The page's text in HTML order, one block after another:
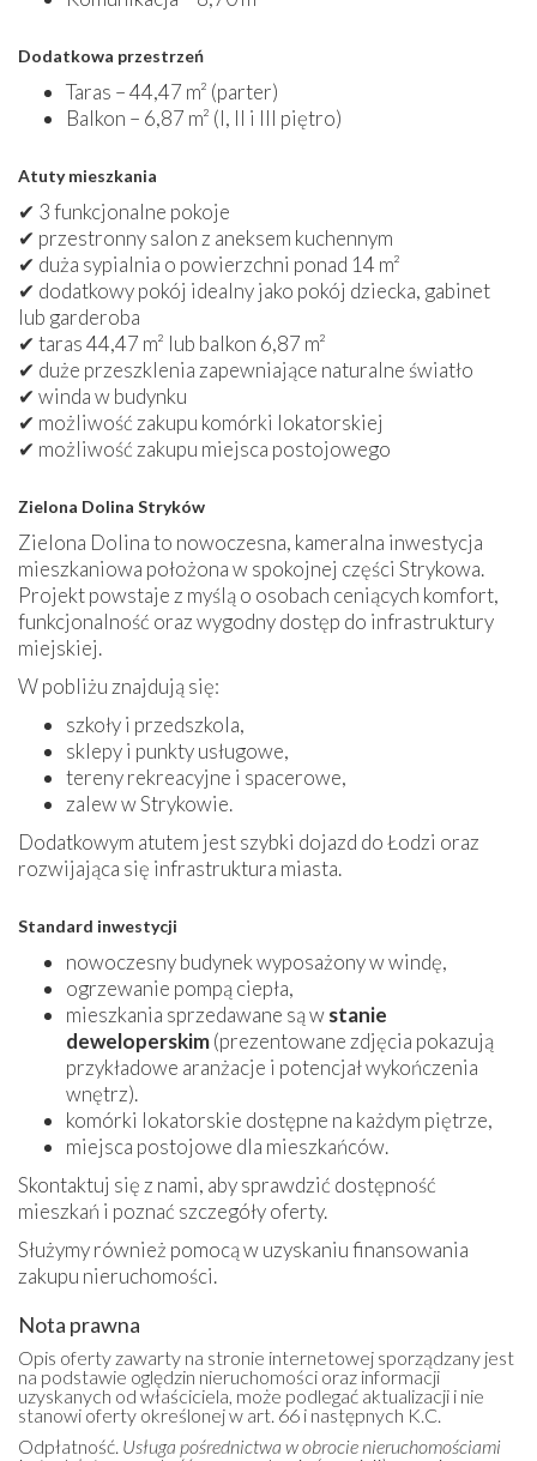
Dodatkowa przestrzeń
Taras – 44,47 m² (parter)
Balkon – 6,87 m² (I, II i III piętro)
Atuty mieszkania
✔ 3 funkcjonalne pokoje
✔ przestronny salon z aneksem kuchennym
✔ duża sypialnia o powierzchni ponad 14 m²
✔ dodatkowy pokój idealny jako pokój dziecka, gabinet
lub garderoba
✔ taras 44,47 m² lub balkon 6,87 m²
✔ duże przeszklenia zapewniające naturalne światło
✔ winda w budynku
✔ możliwość zakupu komórki lokatorskiej
✔ możliwość zakupu miejsca postojowego
Zielona Dolina Stryków
Zielona Dolina to nowoczesna, kameralna inwestycja
mieszkaniowa położona w spokojnej części Strykowa.
Projekt powstaje z myślą o osobach ceniących komfort,
funkcjonalność oraz wygodny dostęp do infrastruktury
miejskiej.
W pobliżu znajdują się:
szkoły i przedszkola,
sklepy i punkty usługowe,
tereny rekreacyjne i spacerowe,
zalew w Strykowie.
Dodatkowym atutem jest szybki dojazd do Łodzi oraz
rozwijająca się infrastruktura miasta.
Standard inwestycji
nowoczesny budynek wyposażony w windę,
ogrzewanie pompą ciepła,
mieszkania sprzedawane są wstanie
deweloperskim(prezentowane zdjęcia pokazują
przykładowe aranżacje i potencjał wykończenia
wnętrz).
komórki lokatorskie dostępne na każdym piętrze,
miejsca postojowe dla mieszkańców.
Skontaktuj się z nami, aby sprawdzić dostępność
mieszkań i poznać szczegóły oferty.
Służymy również pomocą w uzyskaniu finansowania
zakupu nieruchomości.
Nota prawna
Opis oferty zawarty na stronie internetowej sporządzany jest
na podstawie oględzin nieruchomości oraz informacji
uzyskanych od właściciela, może podlegać aktualizacji i nie
stanowi oferty określonej w art. 66 i następnych K.C.
Odpłatność. Usługa pośrednictwa w obrocie nieruchomościami